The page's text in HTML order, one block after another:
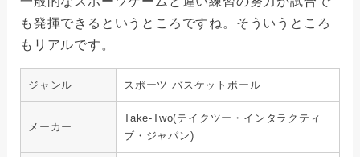
も発揮できるというところですね。そういうところ
もリアルです。
ジャンル スポーツ バスケットボール
メーカー
Take-Two(テイクツー・インタラクティ
ブ・ジャパン)